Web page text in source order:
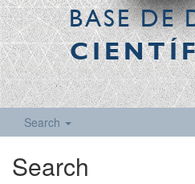
BASE DE
Search
Search